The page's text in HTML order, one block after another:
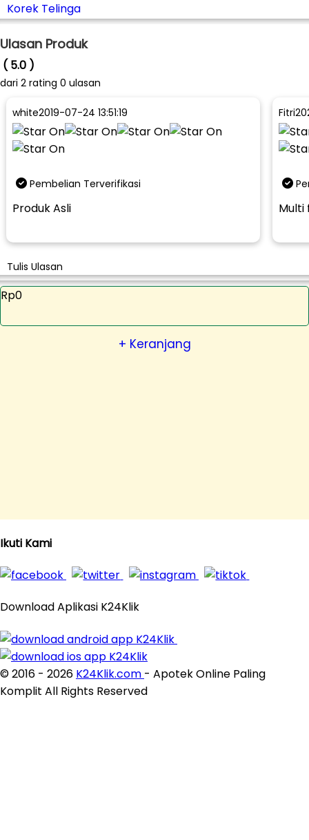
Korek Telinga
Ulasan Produk
( 5.0 )
dari 2 rating 0 ulasan
white2019-07-24 13:51:19
Pembelian Terverifikasi
Produk Asli
Fitri
Multi
Tulis Ulasan
Rp0
+ Keranjang
Ikuti Kami
Download Aplikasi K24Klik
© 2016 - 2026 K24Klik.com - Apotek Online Paling
Komplit All Rights Reserved